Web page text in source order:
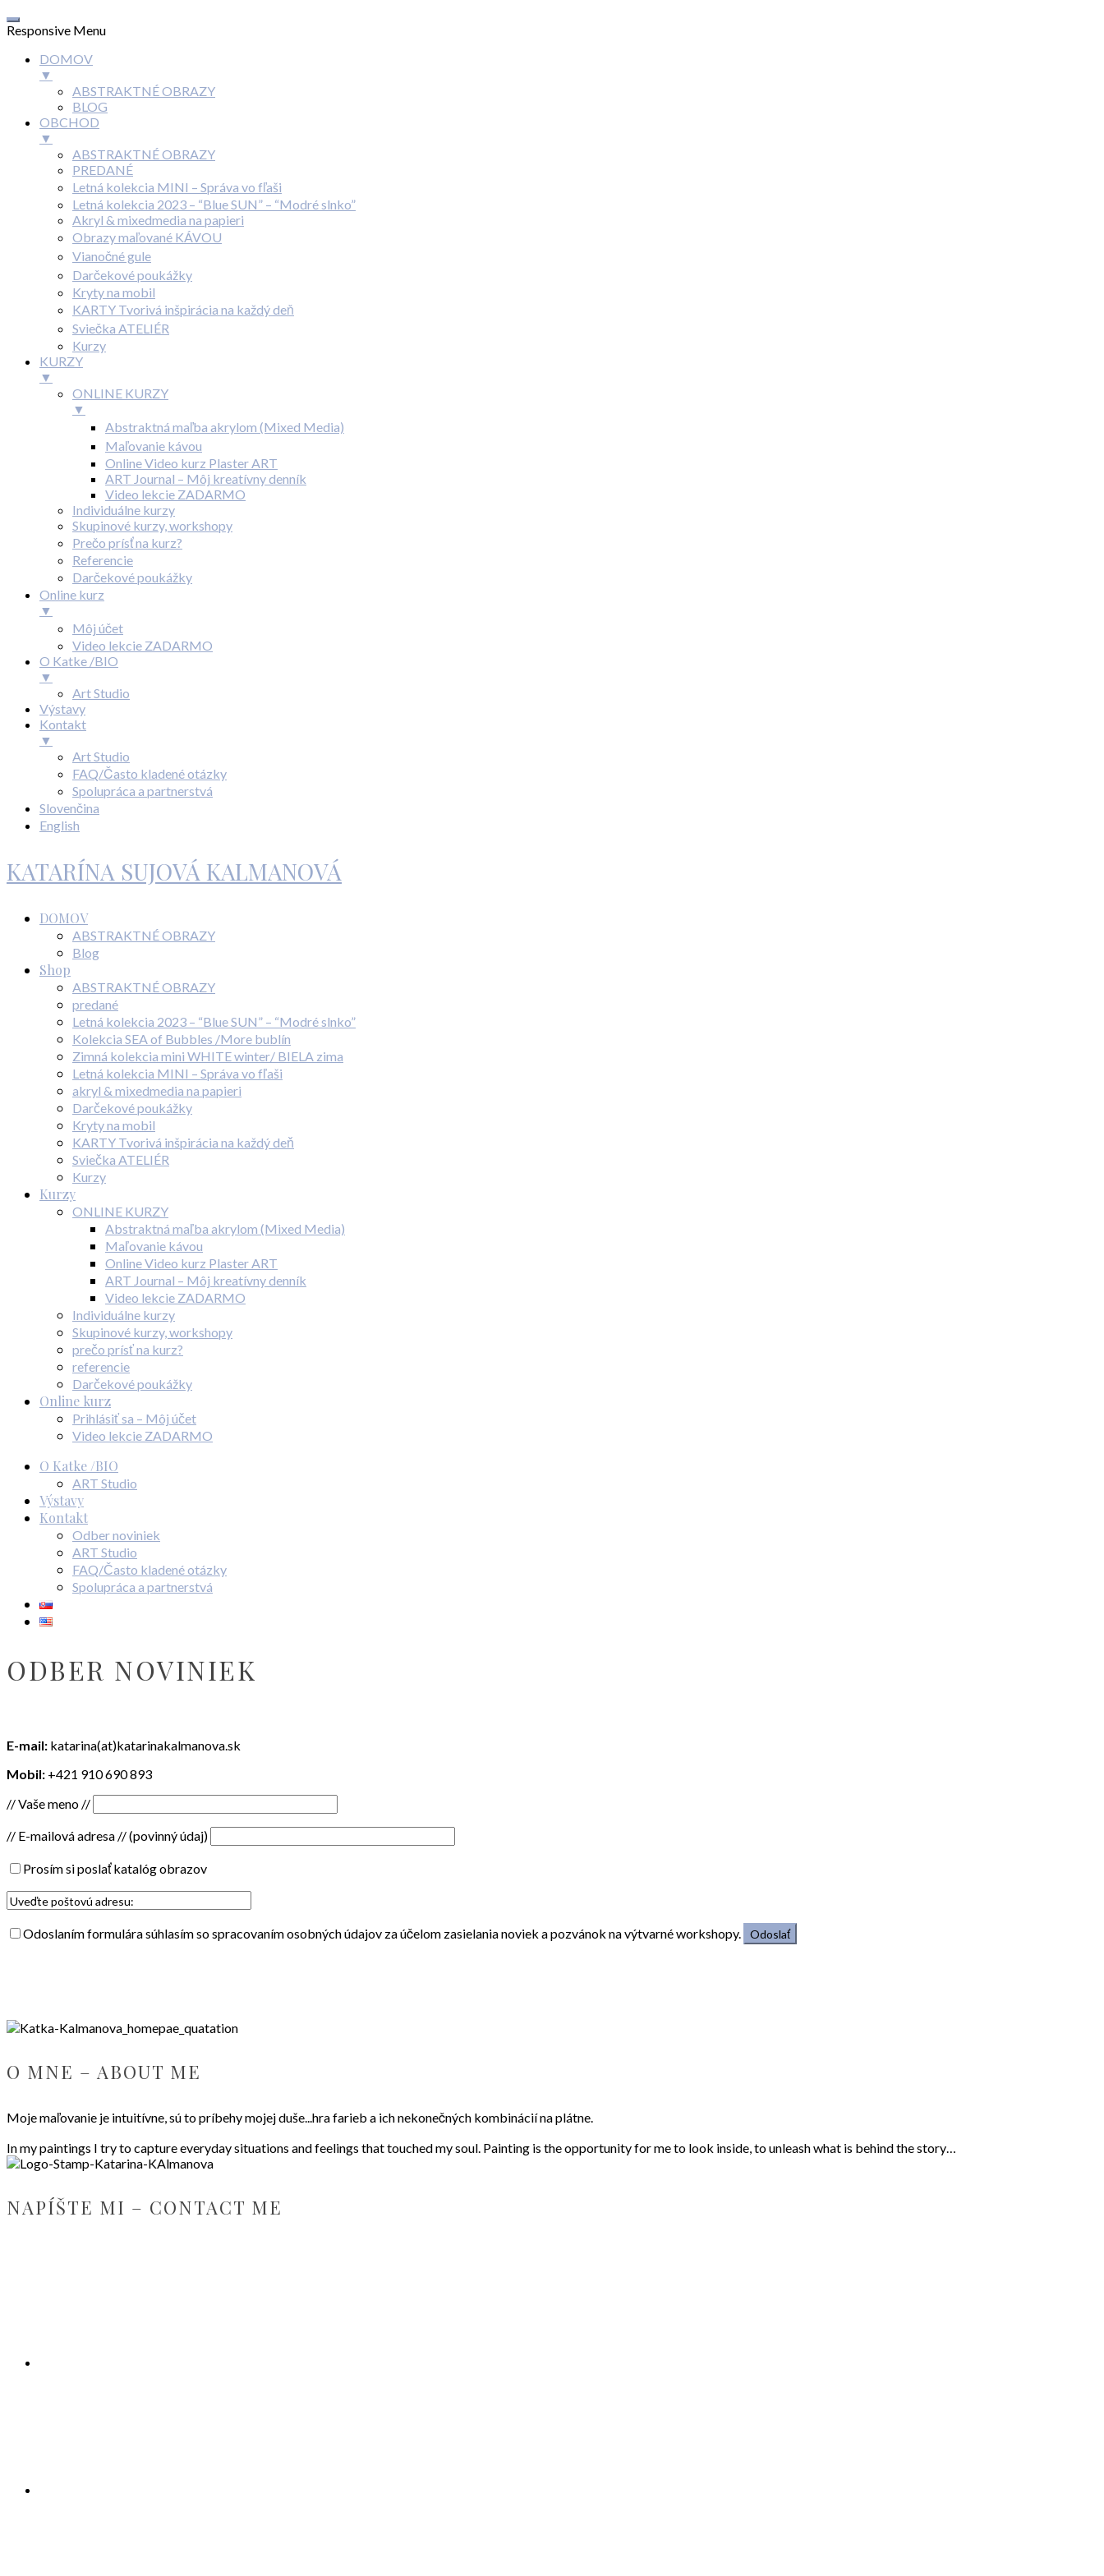
Responsive Menu
DOMOV
▼
ABSTRAKTNÉ OBRAZY
BLOG
OBCHOD
▼
ABSTRAKTNÉ OBRAZY
PREDANÉ
Letná kolekcia MINI – Správa vo fľaši
Letná kolekcia 2023 – “Blue SUN” – “Modré slnko”
Akryl & mixedmedia na papieri
Obrazy maľované KÁVOU
Vianočné gule
Darčekové poukážky
Kryty na mobil
KARTY Tvorivá inšpirácia na každý deň
Sviečka ATELIÉR
Kurzy
KURZY
▼
ONLINE KURZY
▼
Abstraktná maľba akrylom (Mixed Media)
Maľovanie kávou
Online Video kurz Plaster ART
ART Journal – Môj kreatívny denník
Video lekcie ZADARMO
Individuálne kurzy
Skupinové kurzy, workshopy
Prečo prísť na kurz?
Referencie
Darčekové poukážky
Online kurz
▼
Môj účet
Video lekcie ZADARMO
O Katke /BIO
▼
Art Studio
Výstavy
Kontakt
▼
Art Studio
FAQ/Často kladené otázky
Spolupráca a partnerstvá
Slovenčina
English
KATARÍNA SUJOVÁ KALMANOVÁ
DOMOV
ABSTRAKTNÉ OBRAZY
Blog
Shop
ABSTRAKTNÉ OBRAZY
predané
Letná kolekcia 2023 – “Blue SUN” – “Modré slnko”
Kolekcia SEA of Bubbles /More bublín
Zimná kolekcia mini WHITE winter/ BIELA zima
Letná kolekcia MINI – Správa vo fľaši
akryl & mixedmedia na papieri
Darčekové poukážky
Kryty na mobil
KARTY Tvorivá inšpirácia na každý deň
Sviečka ATELIÉR
Kurzy
Kurzy
ONLINE KURZY
Abstraktná maľba akrylom (Mixed Media)
Maľovanie kávou
Online Video kurz Plaster ART
ART Journal – Môj kreatívny denník
Video lekcie ZADARMO
Individuálne kurzy
Skupinové kurzy, workshopy
prečo prísť na kurz?
referencie
Darčekové poukážky
Online kurz
Prihlásiť sa – Môj účet
Video lekcie ZADARMO
O Katke /BIO
ART Studio
Výstavy
Kontakt
Odber noviniek
ART Studio
FAQ/Často kladené otázky
Spolupráca a partnerstvá
ODBER NOVINIEK
E-mail: katarina(at)katarinakalmanova.sk
Mobil: +421 910 690 893
// Vaše meno //
// E-mailová adresa // (povinný údaj)
Prosím si poslať katalóg obrazov
Odoslaním formulára súhlasím so spracovaním osobných údajov za účelom zasielania noviek a pozvánok na výtvarné workshopy.
O MNE – ABOUT ME
Moje maľovanie je intuitívne, sú to príbehy mojej duše...hra farieb a ich nekonečných kombinácií na plátne.
In my paintings I try to capture everyday situations and feelings that touched my soul. Painting is the opportunity for me to look inside, to unleash what is behind the story…
NAPÍŠTE MI – CONTACT ME